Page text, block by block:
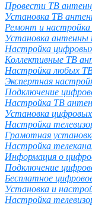
Провести ТВ
Установка ТВ
Ремонт и
Установка антенны
Настройка
Коллективные ТВ
Настройка любых
Экспертная
Подключение
Настройка ТВ
Установка
Настройка
Грамотная
Настройка
Информация о
Подключение
Бесплатное
Установка и
Настройка